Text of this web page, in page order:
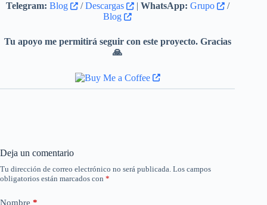
Telegram: Blog /Descargas | WhatsApp: Grupo
/
Blog
Tu apoyo me permitirá seguir con este proyecto. Gracias
🙏
Deja un comentario
Tu dirección de correo electrónico no será publicada. Los campos
obligatorios están marcados con *
Nombre *